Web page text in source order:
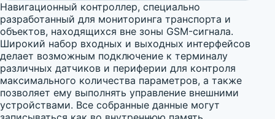
Навигационный контроллер, специально
разработанный для мониторинга транспорта и
объектов, находящихся вне зоны GSM-сигнала.
Широкий набор входных и выходных интерфейсов
делает возможным подключение к терминалу
различных датчиков и периферии для контроля
максимального количества параметров, а также
позволяет ему выполнять управление внешними
устройствами. Все собранные данные могут